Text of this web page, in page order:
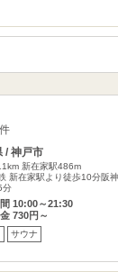
/ 神戸市
新在家駅486m
新在家駅より徒歩10分阪
分
10:00～21:30
730円～
サウナ